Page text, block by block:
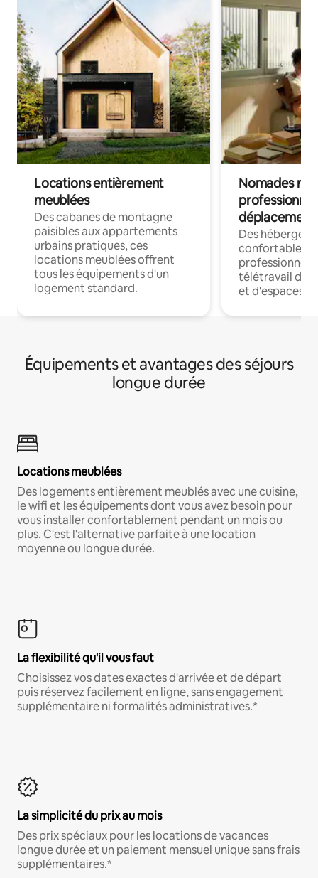
Locations entièrement
meublées
Des cabanes de montagne
paisibles aux appartements
urbains pratiques, ces
locations meublées offrent
tous les équipements d'un
logement standard.
Nomades
déplacement
Des
confortables
professionnels
télétravail
et d'espaces
Équipements et avantages des séjours
longue durée
Locations meublées
Des logements entièrement meublés avec une cuisine,
le wifi et les équipements dont vous avez besoin pour
vous installer confortablement pendant un mois ou
plus. C'est l'alternative parfaite à une location
moyenne ou longue durée.
La flexibilité qu'il vous faut
Choisissez vos dates exactes d'arrivée et de départ
puis réservez facilement en ligne, sans engagement
supplémentaire ni formalités administratives.*
La simplicité du prix au mois
Des prix spéciaux pour les locations de vacances
longue durée et un paiement mensuel unique sans frais
supplémentaires.*